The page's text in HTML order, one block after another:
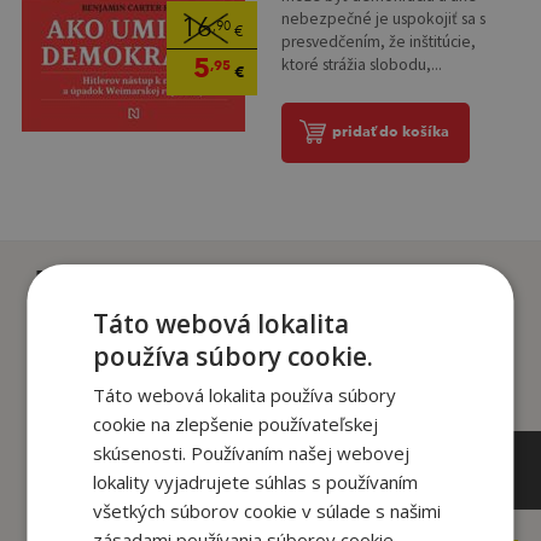
16,90 €
5,95 €
nebezpečné je uspokojiť sa s
presvedčením, že inštitúcie,
ktoré strážia slobodu,...
pridať do košíka
Zákazníci, ktorí si kúpili
tento titul si tiež kúpili
Táto webová lokalita
používa súbory cookie.
Táto webová lokalita používa súbory
cookie na zlepšenie používateľskej
skúsenosti. Používaním našej webovej
lokality vyjadrujete súhlas s používaním
všetkých súborov cookie v súlade s našimi